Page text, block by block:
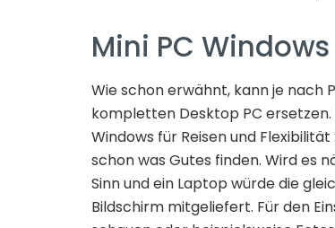
Mini PC
Wie schon erwähnt, kann je nach
kompletten Desktop PC
Windows für Reisen und
schon was Gutes finden. Wird es
Sinn und ein Laptop würde die
Bildschirm mitgeliefert. Für den